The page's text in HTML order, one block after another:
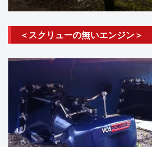
＜スクリューの無いエンジン＞